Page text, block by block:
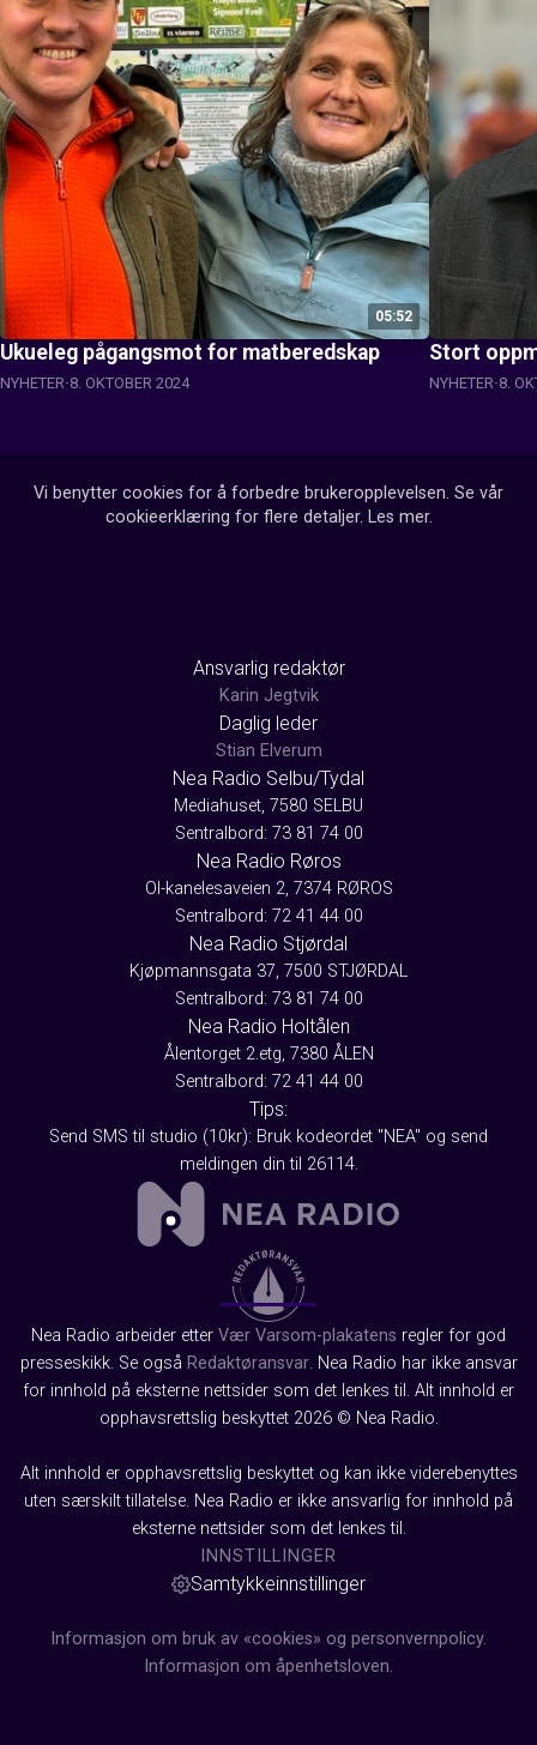
05:52
Ukueleg pågangsmot for matberedskap
NYHETER 8. OKTOBER 2024
Stort
NYHETER 8.
Vi benytter cookies for å forbedre brukeropplevelsen. Se vår
cookieerklæring for flere detaljer. Les mer.
Ansvarlig redaktør
Karin Jegtvik
Daglig leder
Stian Elverum
Nea Radio Selbu/Tydal
Mediahuset, 7580 SELBU
Sentralbord: 73 81 74 00
Nea Radio Røros
Ol-kanelesaveien 2, 7374 RØROS
Sentralbord: 72 41 44 00
Nea Radio Stjørdal
Kjøpmannsgata 37, 7500 STJØRDAL
Sentralbord: 73 81 74 00
Nea Radio Holtålen
Ålentorget 2.etg, 7380 ÅLEN
Sentralbord: 72 41 44 00
Tips:
Send SMS til studio (10kr): Bruk kodeordet "NEA" og send
meldingen din til 26114.
Nea Radio arbeider etter Vær Varsom-plakatens regler for god
presseskikk. Se også Redaktøransvar. Nea Radio har ikke ansvar
for innhold på eksterne nettsider som det lenkes til. Alt innhold er
opphavsrettslig beskyttet 2026 © Nea Radio.
Alt innhold er opphavsrettslig beskyttet og kan ikke viderebenyttes
uten særskilt tillatelse. Nea Radio er ikke ansvarlig for innhold på
eksterne nettsider som det lenkes til.
INNSTILLINGER
Samtykkeinnstillinger
Informasjon om bruk av «cookies» og personvernpolicy.
Informasjon om åpenhetsloven.